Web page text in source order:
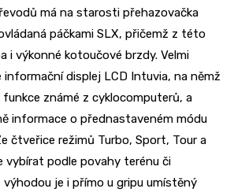
má na starosti přehazovačka
páčkami SLX, přičemž z této
i výkonné kotoučové brzdy. Velmi
displej LCD Intuvia, na němž
známé z cyklocomputerů, a
informace o přednastaveném módu
čtveřice režimů Turbo, Sport, Tour a
vybírat podle povahy terénu či
výhodou je i přímo u gripu umístěný